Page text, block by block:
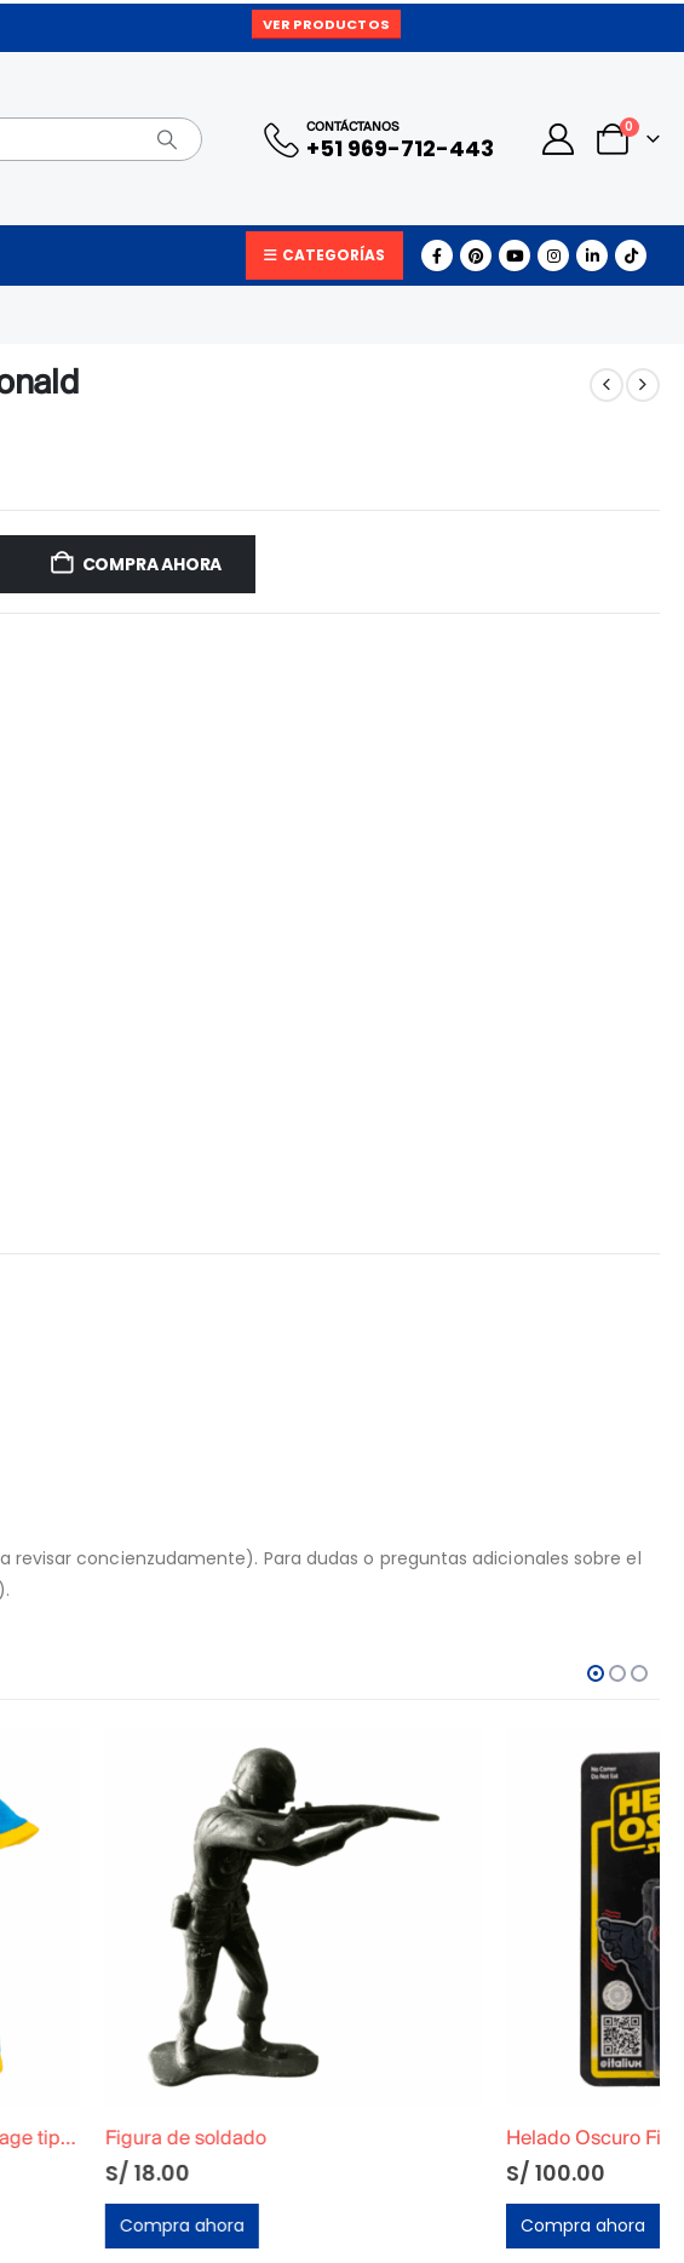
VER PRODUCTOS
CONTÁCTANOS
+51 969-712-443
0
CATEGORÍAS
COMPRA AHORA
concienzudamente). Para dudas o preguntas adicionales sobre el
Helado Oscuro Figura Coleccionable (Italiux)